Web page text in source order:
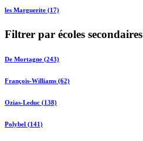
les Marguerite (17)
Filtrer par écoles secondaires
De Mortagne (243)
François-Williams (62)
Ozias-Leduc (138)
Polybel (141)